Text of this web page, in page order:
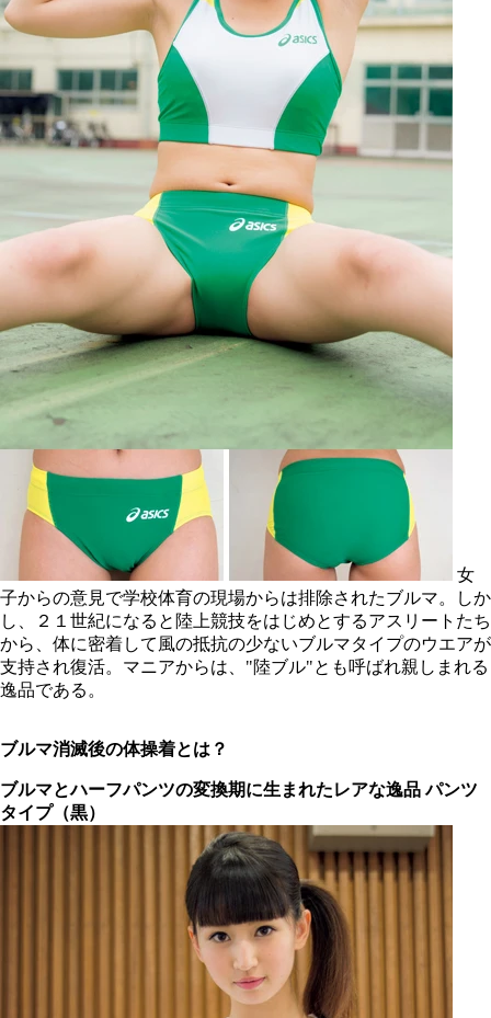
女
子からの意見で学校体育の現場からは排除されたブルマ。しか
し、２１世紀になると陸上競技をはじめとするアスリートたち
から、体に密着して風の抵抗の少ないブルマタイプのウエアが
支持され復活。マニアからは、"陸ブル"とも呼ばれ親しまれる
逸品である。
ブルマ消滅後の体操着とは？
ブルマとハーフパンツの変換期に生まれたレアな逸品 パンツ
タイプ（黒）